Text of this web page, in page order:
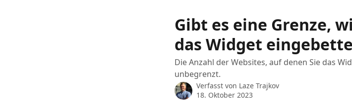
Gibt es eine Grenze,
das Widget
Die Anzahl der Websites, auf denen Sie das
unbegrenzt.
Verfasst von Laze Trajkov
18. Oktober 2023